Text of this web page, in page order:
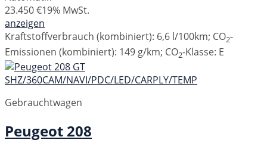
23.450 €19% MwSt.
anzeigen
Kraftstoffverbrauch (kombiniert): 6,6 l/100km; CO2-
Emissionen (kombiniert): 149 g/km; CO2-Klasse: E
Gebrauchtwagen
Peugeot 208